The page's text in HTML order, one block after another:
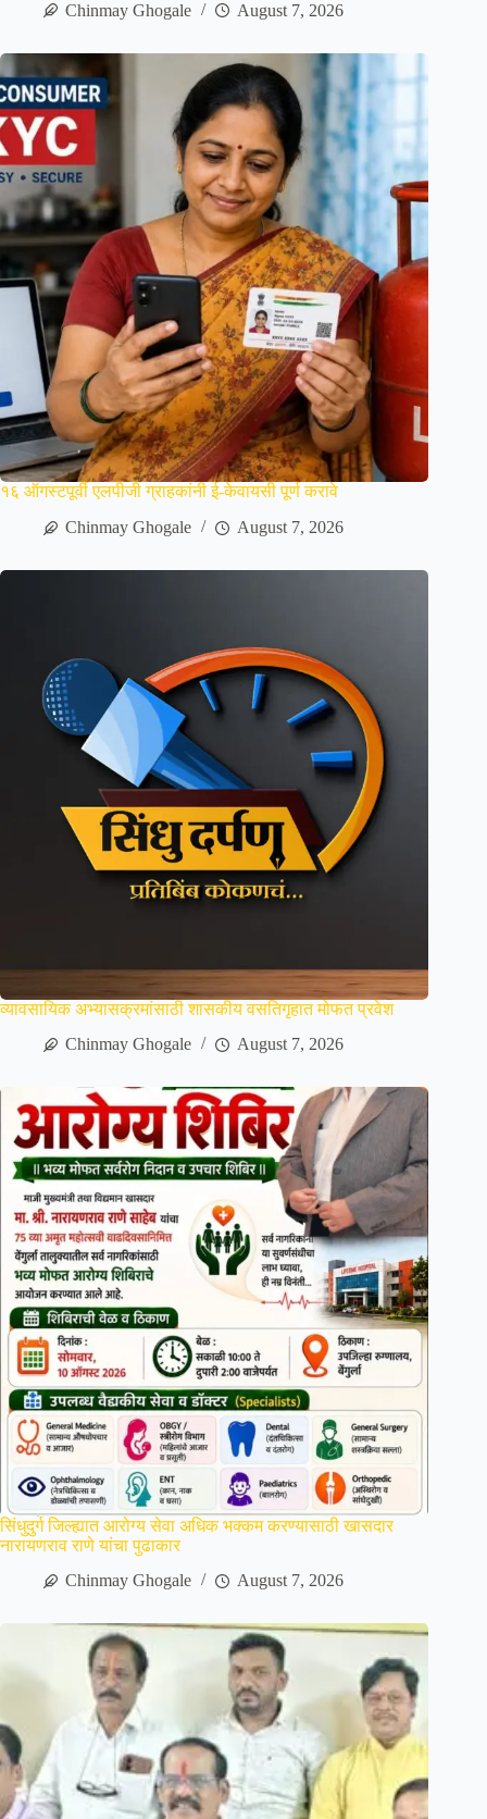
Chinmay Ghogale
August 7, 2026
१६ ऑगस्टपूर्वी एलपीजी ग्राहकांनी ई-केवायसी पूर्ण करावे
Chinmay Ghogale
August 7, 2026
व्यावसायिक अभ्यासक्रमांसाठी शासकीय वसतिगृहात मोफत प्रवेश
Chinmay Ghogale
August 7, 2026
सिंधुदुर्ग जिल्ह्यात आरोग्य सेवा अधिक भक्कम करण्यासाठी खासदार
नारायणराव राणे यांचा पुढाकार
Chinmay Ghogale
August 7, 2026